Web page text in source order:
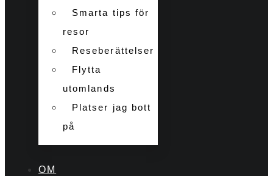
Smarta tips för
resor
Reseberättelser
Flytta
utomlands
Platser jag bott
på
OM